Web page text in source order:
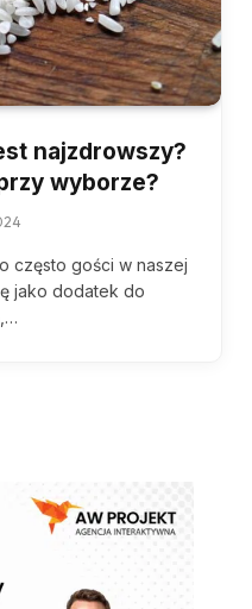
najzdrowszy?
wyborze?
często gości w naszej
jako dodatek do